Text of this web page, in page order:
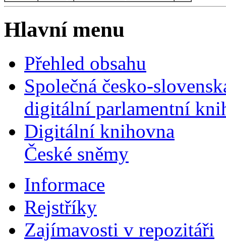
Hlavní menu
Přehled obsahu
Společná česko-
digitální parlamentní
Digitální knihovna
České sněmy
Informace
Rejstříky
Zajímavosti v repozitáři